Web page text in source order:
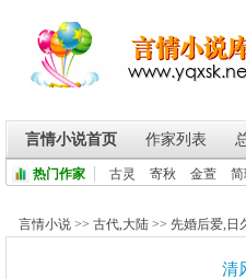
言情小说首页 作家列表
热门作家 古灵 寄秋 金萱
言情小说 >> 古代,大陆 >> 先婚后爱, 日
清